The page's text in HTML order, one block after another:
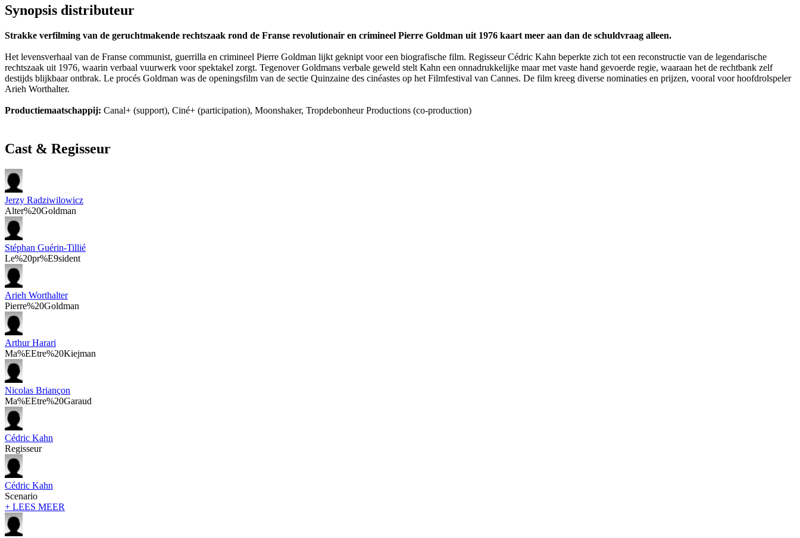
Synopsis distributeur
Strakke verfilming van de geruchtmakende rechtszaak rond de Franse revolutionair en crimineel Pierre Goldman uit 1976 kaart meer aan dan de schuldvraag alleen.
Het levensverhaal van de Franse communist, guerrilla en crimineel Pierre Goldman lijkt geknipt voor een biografische film. Regisseur Cédric Kahn beperkte zich tot een reconstructie van de legendarische
rechtszaak uit 1976, waarin verbaal vuurwerk voor spektakel zorgt. Tegenover Goldmans verbale geweld stelt Kahn een onnadrukkelijke maar met vaste hand gevoerde regie, waaraan het de rechtbank zelf
destijds blijkbaar ontbrak. Le procés Goldman was de openingsfilm van de sectie Quinzaine des cinéastes op het Filmfestival van Cannes. De film kreeg diverse nominaties en prijzen, vooral voor hoofdrolspeler
Arieh Worthalter.
Productiemaatschappij: Canal+ (support), Ciné+ (participation), Moonshaker, Tropdebonheur Productions (co-production)
Cast & Regisseur
Jerzy Radziwilowicz
Alter%20Goldman
Stéphan Guérin-Tillié
Le%20pr%E9sident
Arieh Worthalter
Pierre%20Goldman
Arthur Harari
Ma%EEtre%20Kiejman
Nicolas Briançon
Ma%EEtre%20Garaud
Cédric Kahn
Regisseur
Cédric Kahn
Scenario
+ LEES MEER